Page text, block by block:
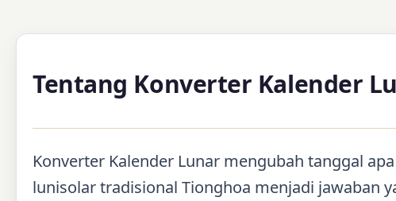
Tentang Konverter Kalender
Konverter Kalender Lunar mengubah tanggal
lunisolar tradisional Tionghoa menjadi jawaban